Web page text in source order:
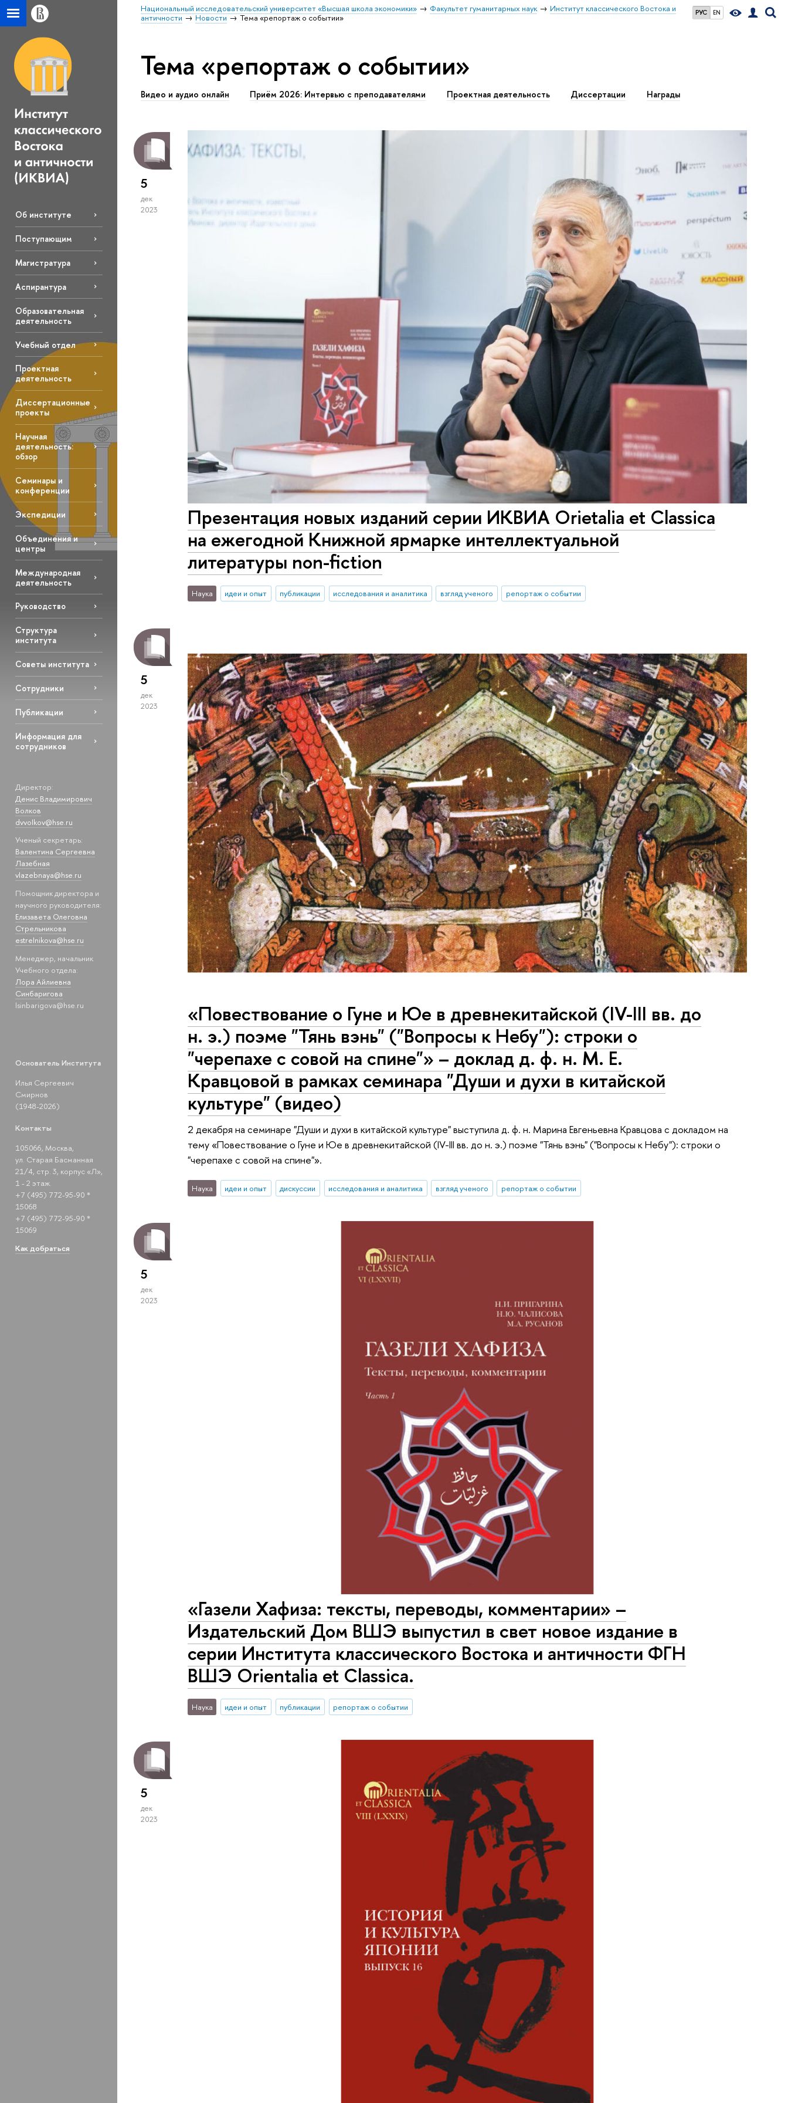
РУС EN
Национальный исследовательский университет «Высшая школа экономики» Факультет гуманитарных наук
Институт классического Востока и
античности
Новости Тема «репортаж о событии»
Об институте
Поступающим
Магистратура
Аспирантура
Образовательная
деятельность
Учебный отдел
Проектная
деятельность
Диссертационные
проекты
Научная
деятельность:
обзор
Семинары и
конференции
Экспедиции
Объединения и
центры
Международная
деятельность
Руководство
Структура
института
Советы института
Сотрудники
Публикации
Информация для
сотрудников
Директор:
Денис Владимирович
Волков
dvvolkov@hse.ru
Ученый секретарь:
Валентина Сергеевна
Лазебная
vlazebnaya@hse.ru
Помощник директора и
научного руководителя:
Елизавета Олеговна
Стрельникова
estrelnikova@hse.ru
Менеджер, начальник
Учебного отдела:
Лора Айлиевна
Синбаригова
lsinbarigova@hse.ru
Основатель Института
Илья Сергеевич
Смирнов
(1948-2026)
Контакты
105066, Москва,
ул. Старая Басманная
21/4, стр. 3, корпус «Л»,
1 - 2 этаж.
+7 (495) 772-95-90 *
15068
+7 (495) 772-95-90 *
15069
Как добраться
Тема «репортаж о событии»
Видео и аудио онлайн Приём 2026: Интервью с преподавателями Проектная деятельность Диссертации Награды
5
дек
2023
Презентация новых изданий серии ИКВИА Orietalia et Classica
на ежегодной Книжной ярмарке интеллектуальной
литературы non-fiction
Наука идеи и опыт публикации исследования и аналитика взгляд ученого репортаж о событии
5
дек
2023
«Повествование о Гуне и Юе в древнекитайской (IV-III вв. до
н. э.) поэме "Тянь вэнь" ("Вопросы к Небу"): строки о
"черепахе с совой на спине"» – доклад д. ф. н. М. Е.
Кравцовой в рамках семинара "Души и духи в китайской
культуре" (видео)
2 декабря на семинаре "Души и духи в китайской культуре" выступила д. ф. н. Марина Евгеньевна Кравцова с докладом на
тему «Повествование о Гуне и Юе в древнекитайской (IV-III вв. до н. э.) поэме "Тянь вэнь" ("Вопросы к Небу"): строки о
"черепахе с совой на спине"».
Наука идеи и опыт дискуссии исследования и аналитика взгляд ученого репортаж о событии
5
дек
2023
«Газели Хафиза: тексты, переводы, комментарии» –
Издательский Дом ВШЭ выпустил в свет новое издание в
серии Института классического Востока и античности ФГН
ВШЭ Orientalia et Classica.
Наука идеи и опыт публикации репортаж о событии
5
дек
2023